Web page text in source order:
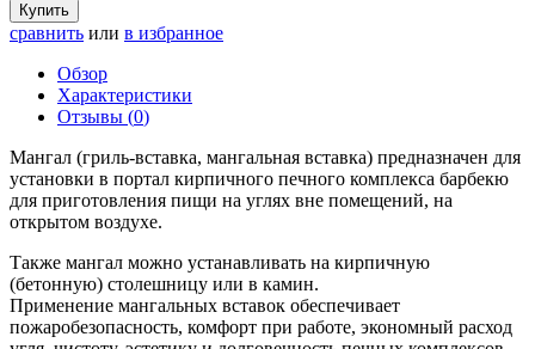
Купить
сравнить или в избранное
Обзор
Характеристики
Отзывы (0)
Мангал (гриль-вставка, мангальная вставка) предназначен для
установки в портал кирпичного печного комплекса барбекю
для приготовления пищи на углях вне помещений, на
открытом воздухе.
Также мангал можно устанавливать на кирпичную
(бетонную) столешницу или в камин.
Применение мангальных вставок обеспечивает
пожаробезопасность, комфорт при работе, экономный расход